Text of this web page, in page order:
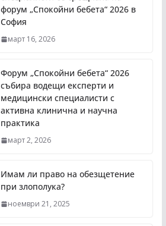
форум „Спокойни бебета“ 2026 в
София
март 16, 2026
Форум „Спокойни бебета“ 2026
събира водещи експерти и
медицински специалисти с
активна клинична и научна
практика
март 2, 2026
Имам ли право на обезщетение
при злополука?
ноември 21, 2025